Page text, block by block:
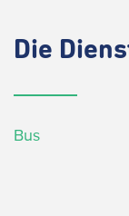
Die
Bus